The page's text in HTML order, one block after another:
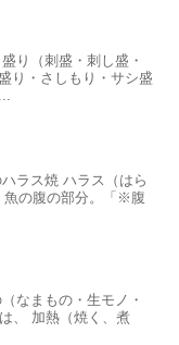
り（刺盛・刺し盛・
り・さしもり・サシ盛
ラス焼 ハラス（はら
魚の腹の部分。「※腹
なまもの・生モノ・
、 加熱（焼く、煮